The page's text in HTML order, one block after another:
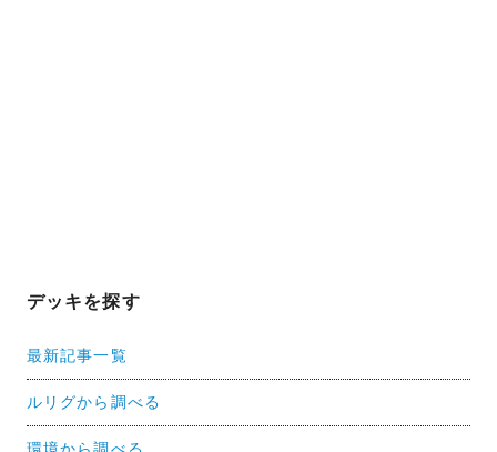
デッキを探す
最新記事一覧
ルリグから調べる